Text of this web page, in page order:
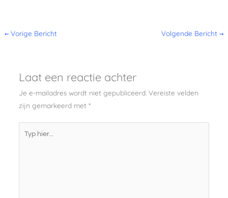
← Vorige Bericht Volgende Bericht →
Laat een reactie achter
Je e-mailadres wordt niet gepubliceerd. Vereiste velden
zijn gemarkeerd met *